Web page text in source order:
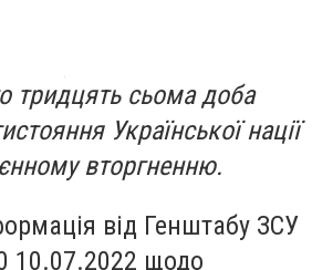
тридцять сьома доба
Української нації
вторгненню.
від Генштабу ЗСУ
10.07.2022 щодо